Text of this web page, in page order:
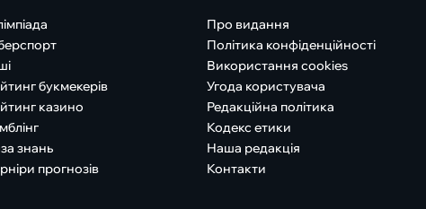
букмекерів
казино
знань
прогнозів
Про видання
Політика конфіденційності
Використання cookies
Угода користувача
Редакційна політика
Кодекс етики
Наша редакція
Контакти